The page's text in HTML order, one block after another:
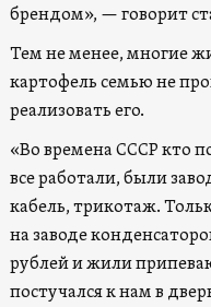
брендом», — говорит
Тем не менее, многие
картофель семью не
реализовать его.
«Во времена СССР кто
все работали, были
кабель, трикотаж.
на заводе
рублей и жили
постучался к нам в